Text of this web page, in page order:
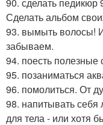
90. сделать педикюр
Сделать альбом
93. вымыть волосы!
забываем.
94. поесть полезные
95. позаниматься
96. помолиться. От
98. напитывать
для тела - или хотя